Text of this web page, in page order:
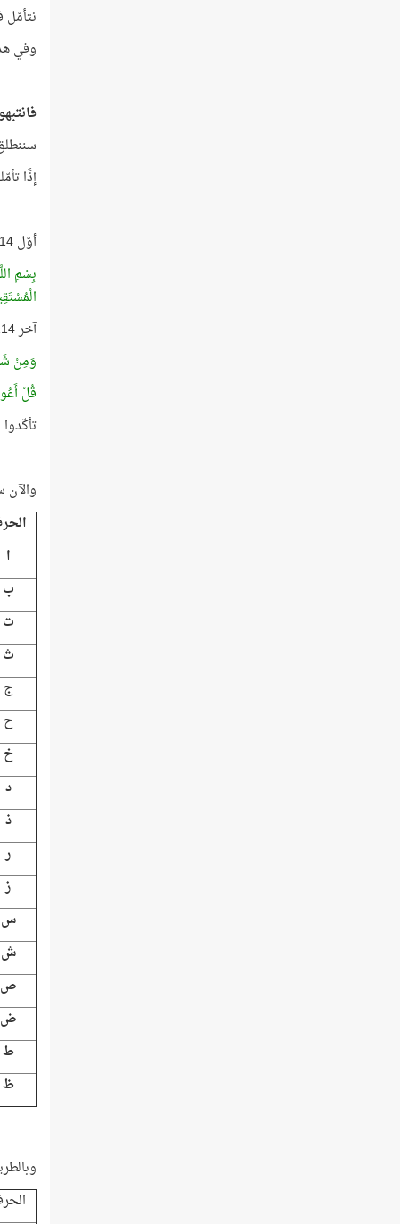
نتأمّل
وفي
إذًا تأمّلوا معي أوّل
أوّل 114 حرفًا في المصحف هي الحروف من بداية الآية الأولى حتى الحرف الأوّل من كلمة (عَلَيْهِمْ) في الآية الأخيرة من سورة الفاتحة..
بِسْمِ
آخر 114 حرفًا في المصحف هي الحروف من الحرف الثاني من الكلمة الأولى في الآية الرابعة من سورة الفلق (وَمِنْ) حتى نهاية المصحف..
وَمِنْ
قُلْ
والآن سوف
ا
ب
ت
ث
ج
ح
خ
د
ذ
ر
ز
س
ش
ص
ض
ط
ظ
وبالطريقة